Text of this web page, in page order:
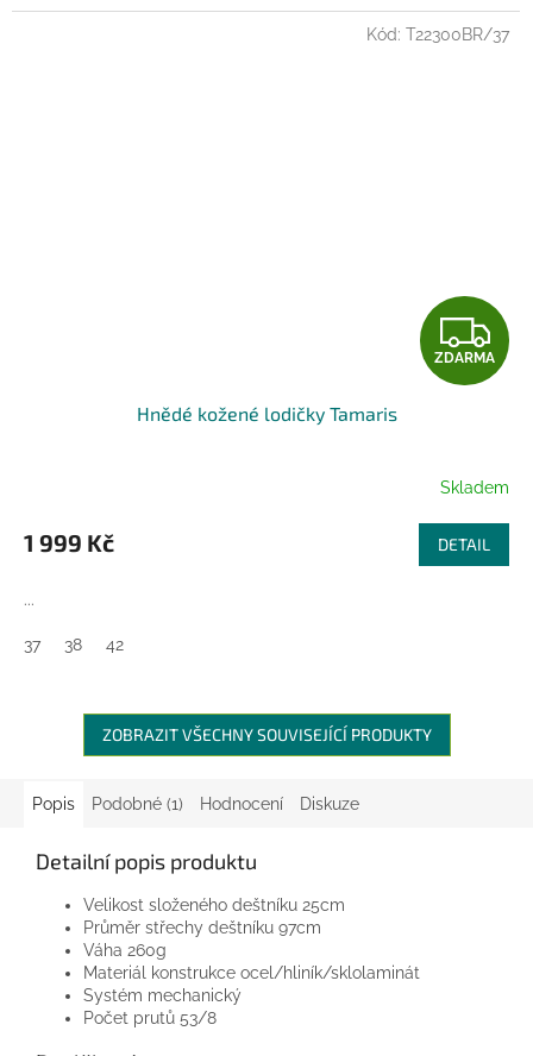
Z
D
R
M
A
ZDARMA
Hnědé kožené lodičky Tamaris
Skladem
1 999 Kč DETAIL
...
37 38 42
Kód: T22300BR/37
ZOBRAZIT VŠECHNY SOUVISEJÍCÍ PRODUKTY
Popis Podobné (1) Hodnocení Diskuze
Detailní popis produktu
Velikost složeného deštníku 25cm
Průměr střechy deštníku 97cm
Váha 260g
Materiál konstrukce ocel/hliník/sklolaminát
Systém mechanický
Počet prutů 53/8